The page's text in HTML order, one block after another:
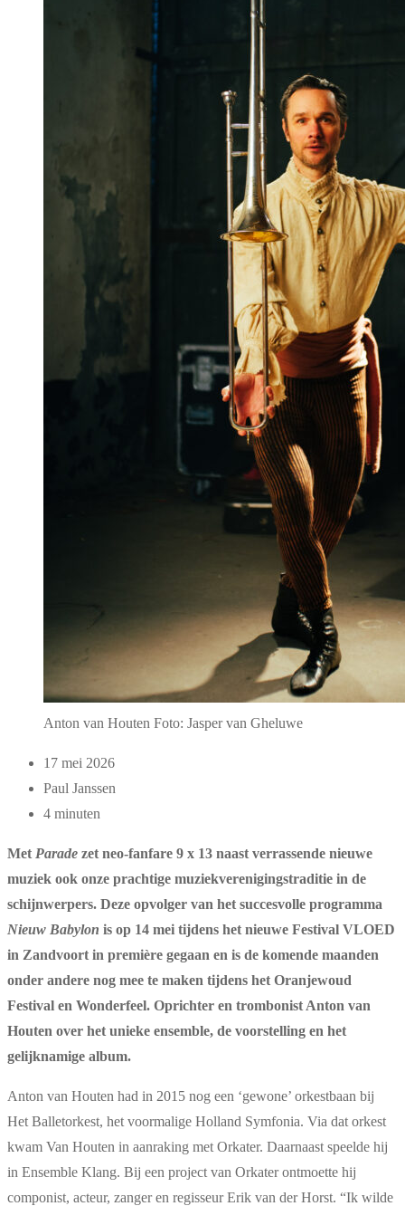
Anton van Houten Foto: Jasper van Gheluwe
17 mei 2026
Paul Janssen
4 minuten
Met Parade zet neo-fanfare 9 x 13 naast verrassende nieuwe
muziek ook onze prachtige muziekverenigingstraditie in de
schijnwerpers. Deze opvolger van het succesvolle programma
Nieuw Babylon is op 14 mei tijdens het nieuwe Festival VLOED
in Zandvoort in première gegaan en is de komende maanden
onder andere nog mee te maken tijdens het Oranjewoud
Festival en Wonderfeel. Oprichter en trombonist Anton van
Houten over het unieke ensemble, de voorstelling en het
gelijknamige album.
Anton van Houten had in 2015 nog een ‘gewone’ orkestbaan bij
Het Balletorkest, het voormalige Holland Symfonia. Via dat orkest
kwam Van Houten in aanraking met Orkater. Daarnaast speelde hij
in Ensemble Klang. Bij een project van Orkater ontmoette hij
componist, acteur, zanger en regisseur Erik van der Horst. “Ik wilde